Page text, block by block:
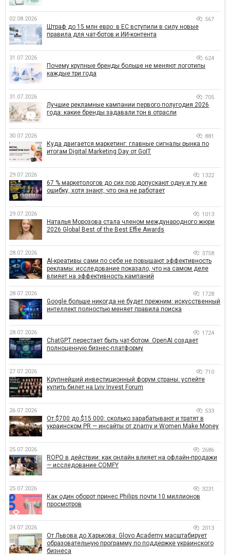
02.08.2026 567
Штраф до 15 млн евро: в ЕС вступили в силу новые
правила для чат-ботов и ИИ-контента
31.07.2026 624
Почему крупные бренды больше не меняют логотипы
каждые три года
31.07.2026 705
Лучшие рекламные кампании первого полугодия 2026
года: какие бренды задавали тон в отрасли
30.07.2026 881
Куда двигается маркетинг: главные сигналы рынка по
итогам Digital Marketing Day от GoIT
29.07.2026 1322
67 % маркетологов до сих пор допускают одну и ту же
ошибку, хотя знают, что она не работает
29.07.2026 1013
Наталья Морозова стала членом международного жюри
2026 Global Best of the Best Effie Awards
28.07.2026 3758
AI-креативы сами по себе не повышают эффективность
рекламы: исследование показало, что на самом деле
влияет на эффективность кампаний
28.07.2026 1728
Google больше никогда не будет прежним: искусственный
интеллект полностью меняет правила поиска
28.07.2026 1724
ChatGPT перестает быть чат-ботом. OpenAI создает
полноценную бизнес-платформу
27.07.2026 710
Крупнейший инвестиционный форум страны: успейте
купить билет на Lviv Invest Forum
26.07.2026 533
От $700 до $15 000: сколько зарабатывают и тратят в
украинском PR — инсайты от znamy и Women Make Money
25.07.2026 2686
ROPO в действии: как онлайн влияет на офлайн-продажи
— исследование COMFY
25.07.2026 3231
Как один оборот принес Philips почти 10 миллионов
просмотров
24.07.2026 2013
От Львова до Харькова: Glovo Academy масштабирует
образовательную программу по поддержке украинского
бизнеса